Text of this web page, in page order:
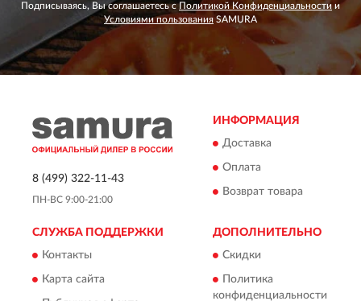
Подписываясь, Вы соглашаетесь сПолитикой Конфиденциальности и
Условиями пользования SAMURA
8 (499) 322-11-43
ПН-ВС 9:00-21:00
ИНФОРМАЦИЯ
Доставка
Оплата
Возврат товара
СЛУЖБА ПОДДЕРЖКИ
Контакты
Карта сайта
ДОПОЛНИТЕЛЬНО
Скидки
Политика
конфиденциальности